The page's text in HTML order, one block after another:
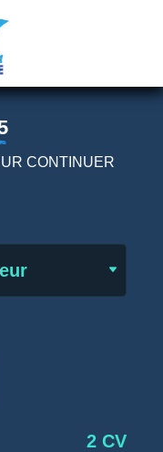
CONTINUER
2 CV